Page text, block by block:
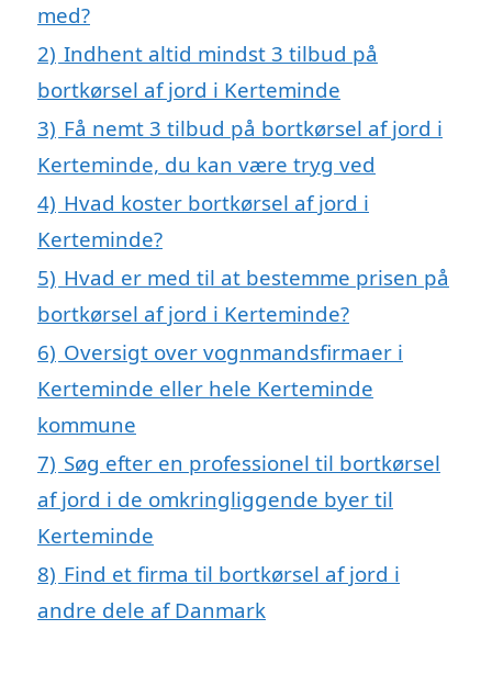
med?
2) Indhent altid mindst 3 tilbud på
bortkørsel af jord i Kerteminde
3) Få nemt 3 tilbud på bortkørsel af jord i
Kerteminde, du kan være tryg ved
4) Hvad koster bortkørsel af jord i
Kerteminde?
5) Hvad er med til at bestemme prisen på
bortkørsel af jord i Kerteminde?
6) Oversigt over vognmandsfirmaer i
Kerteminde eller hele Kerteminde
kommune
7) Søg efter en professionel til bortkørsel
af jord i de omkringliggende byer til
Kerteminde
8) Find et firma til bortkørsel af jord i
andre dele af Danmark